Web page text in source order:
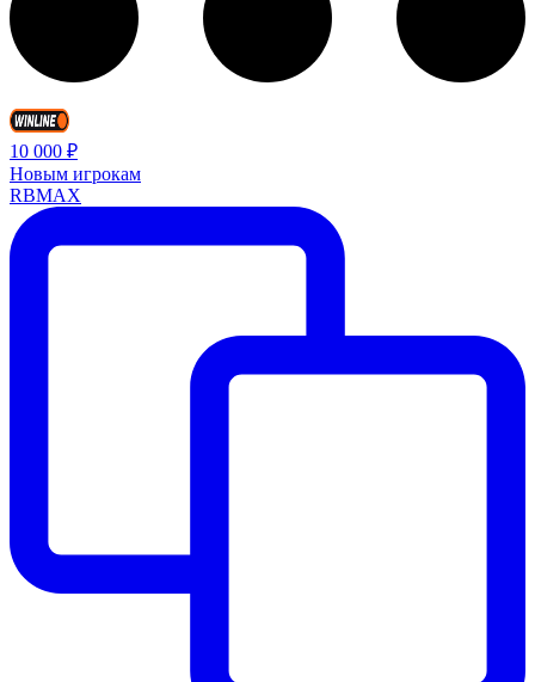
10 000 ₽
Новым игрокам
RBMAX